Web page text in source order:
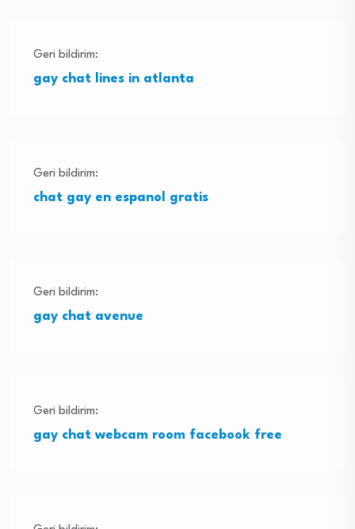
Geri bildirim:
gay chat lines in atlanta
Geri bildirim:
chat gay en espanol gratis
Geri bildirim:
gay chat avenue
Geri bildirim:
gay chat webcam room facebook free